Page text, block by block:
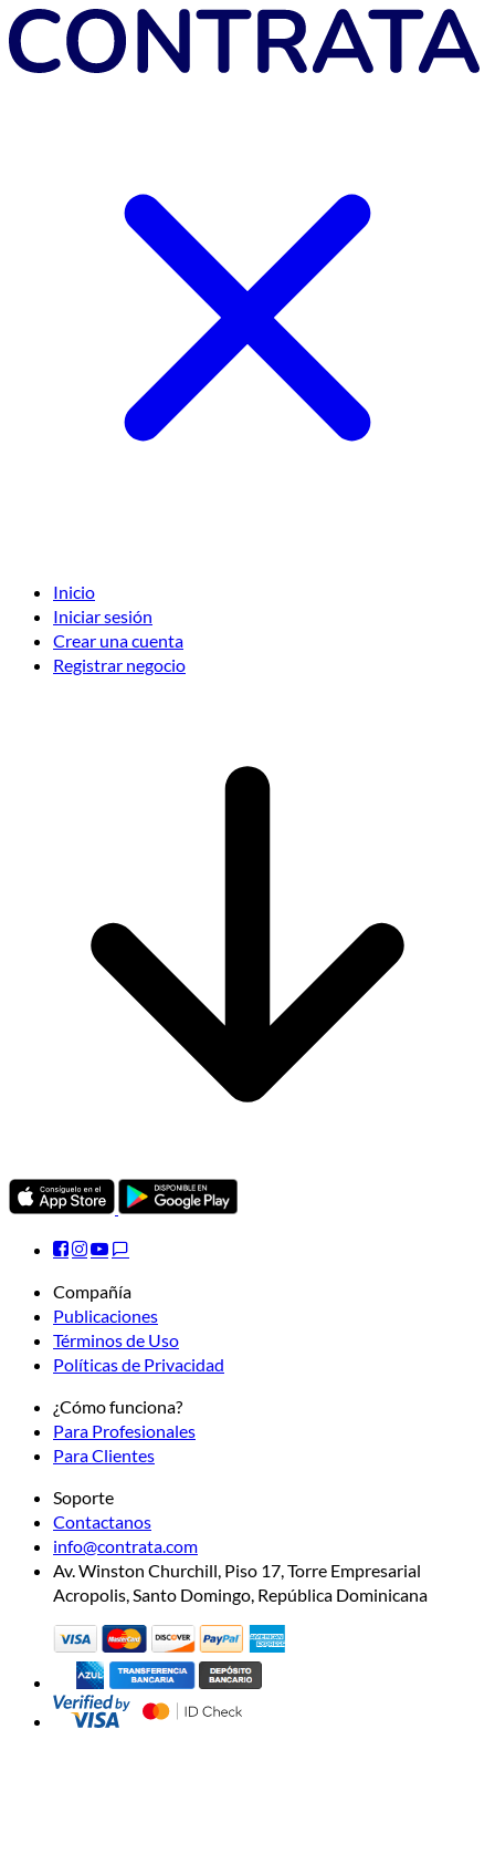
Inicio
Iniciar sesión
Crear una cuenta
Registrar negocio
Compañía
Publicaciones
Términos de Uso
Políticas de Privacidad
¿Cómo funciona?
Para Profesionales
Para Clientes
Soporte
Contactanos
info@contrata.com
Av. Winston Churchill, Piso 17, Torre Empresarial
Acropolis, Santo Domingo, República Dominicana